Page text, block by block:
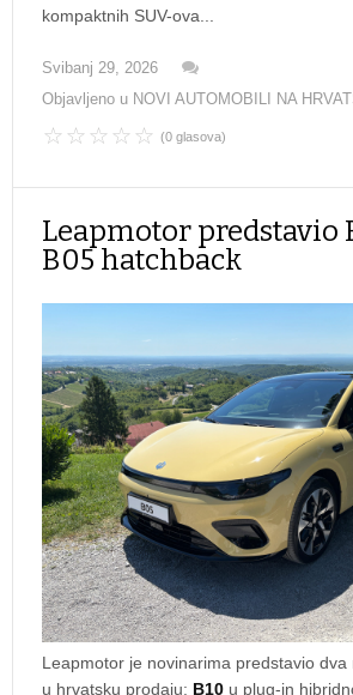
kompaktnih SUV-ova...
Svibanj 29, 2026
Objavljeno u NOVI AUTOMOBILI NA
(0 glasova)
Leapmotor predstavio
B05 hatchback
Leapmotor je novinarima predstavio dva
u hrvatsku prodaju: B10 u plug-in